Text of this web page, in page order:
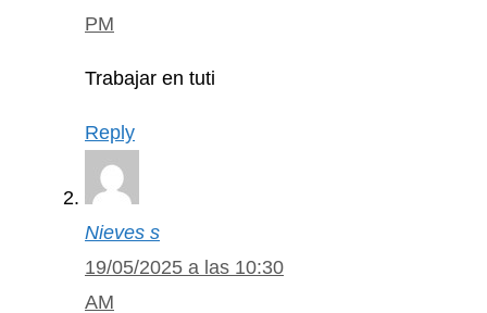
PM
Trabajar en tuti
Reply
Nieves s
19/05/2025 a las 10:30
AM